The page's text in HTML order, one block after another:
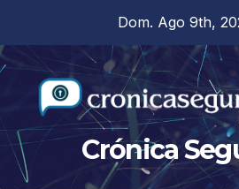
contenido
Dom. Ago 9th,
Crónica